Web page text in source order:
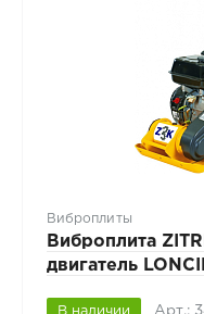
Виброплиты
Виброплита
двигатель
В наличии Арт.: